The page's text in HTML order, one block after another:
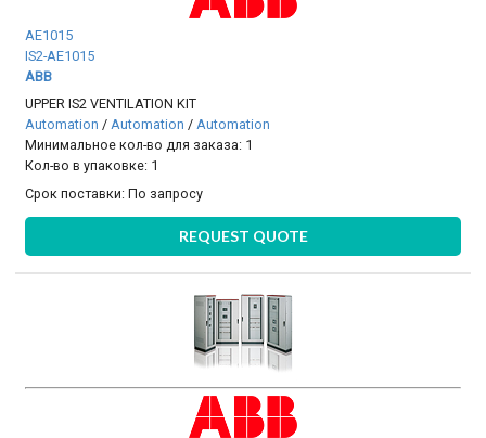
AE1015
IS2-AE1015
ABB
UPPER IS2 VENTILATION KIT
Automation /Automation /Automation
Минимальное кол-во для заказа: 1
Кол-во в упаковке: 1
Срок поставки:По запросу
REQUEST QUOTE